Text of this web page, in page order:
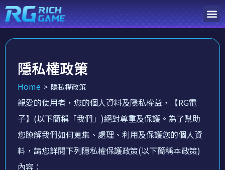
隱私權政策
Home > 隱私權政策
親愛的使用者，您的個人資料及隱私權益，【RG電
子】(以下簡稱「我們」)絕對尊重及保護。為了幫助
您瞭解我們如何蒐集、處理、利用及保護您的個人資
料，請您詳閱下列隱私權保護政策(以下簡稱本政策)
內容：